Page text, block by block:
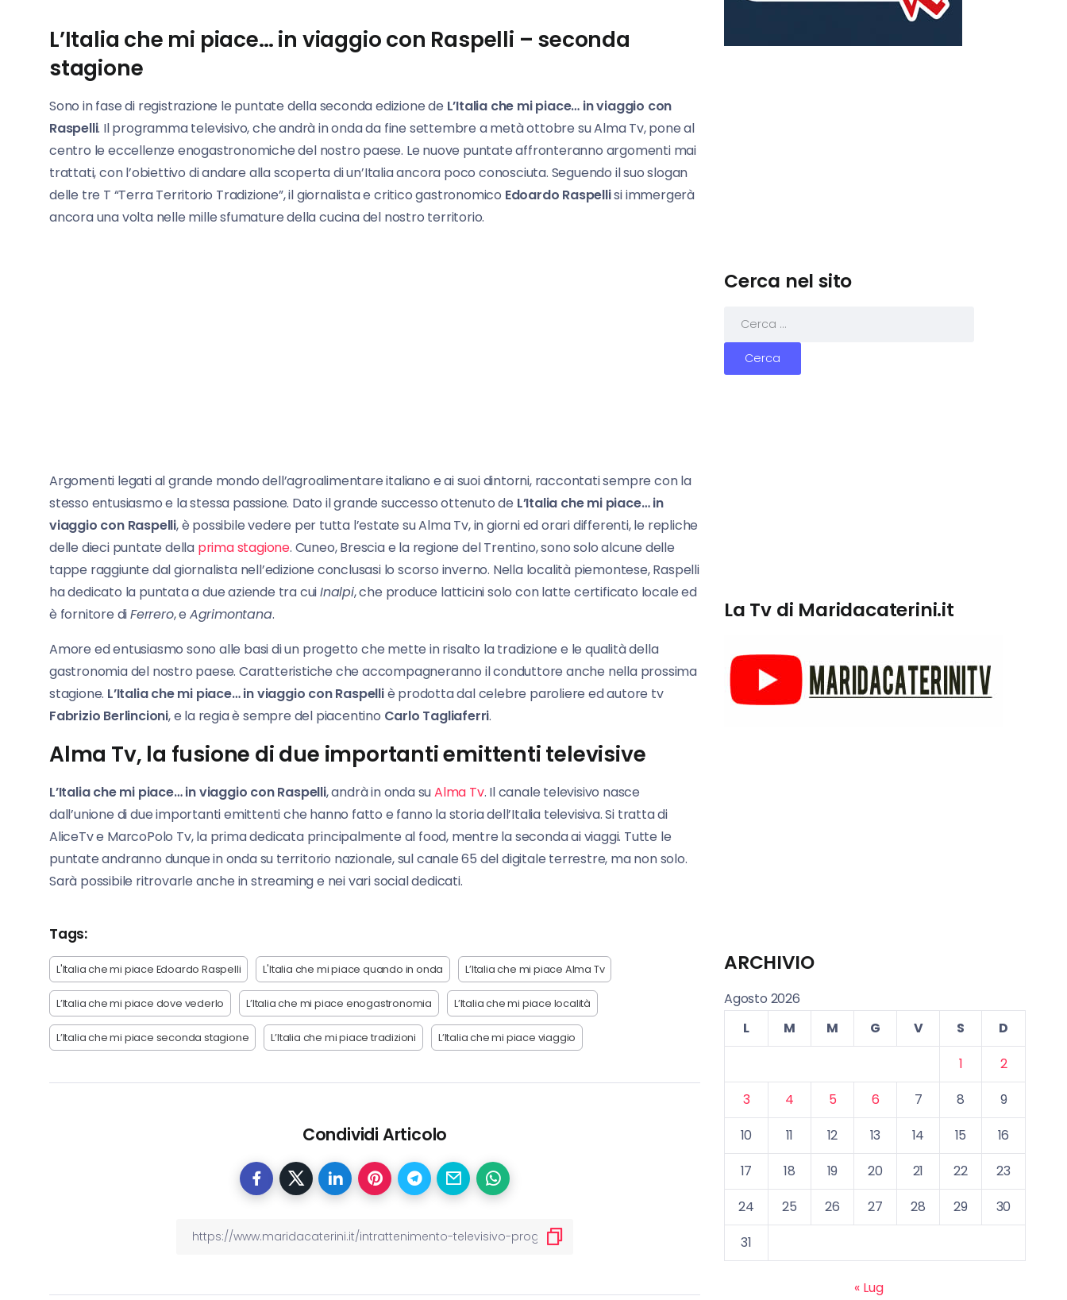
L’Italia che mi piace… in viaggio con Raspelli – seconda
stagione
Sono in fase di registrazione le puntate della seconda edizione de L’Italia che mi piace… in viaggio con
Raspelli. Il programma televisivo, che andrà in onda da fine settembre a metà ottobre su Alma Tv, pone al
centro le eccellenze enogastronomiche del nostro paese. Le nuove puntate affronteranno argomenti mai
trattati, con l’obiettivo di andare alla scoperta di un’Italia ancora poco conosciuta. Seguendo il suo slogan
delle tre T “Terra Territorio Tradizione”, il giornalista e critico gastronomico Edoardo Raspellisi immergerà
ancora una volta nelle mille sfumature della cucina del nostro territorio.
Argomenti legati al grande mondo dell’agroalimentare italiano e ai suoi dintorni, raccontati sempre con la
stesso entusiasmo e la stessa passione. Dato il grande successo ottenuto de L’Italia che mi piace… in
viaggio con Raspelli, è possibile vedere per tutta l’estate su Alma Tv, in giorni ed orari differenti, le repliche
delle dieci puntate della prima stagione. Cuneo, Brescia e la regione del Trentino, sono solo alcune delle
tappe raggiunte dal giornalista nell’edizione conclusasi lo scorso inverno. Nella località piemontese, Raspelli
ha dedicato la puntata a due aziende tra cuiInalpi, che produce latticini solo con latte certificato locale ed
è fornitore diFerrero, e Agrimontana.
Amore ed entusiasmo sono alle basi di un progetto che mette in risalto la tradizione e le qualità della
gastronomia del nostro paese. Caratteristiche che accompagneranno il conduttore anche nella prossima
stagione. L’Italia che mi piace… in viaggio con Raspelliè prodotta dal celebre paroliere ed autore tv
Fabrizio Berlincioni, e la regia è sempre del piacentino Carlo Tagliaferri.
Alma Tv, la fusione di due importanti emittenti televisive
L’Italia che mi piace… in viaggio con Raspelli, andrà in onda suAlma Tv. Il canale televisivo nasce
dall’unione di due importanti emittenti che hanno fatto e fanno la storia dell’Italia televisiva. Si tratta di
AliceTv e MarcoPolo Tv, la prima dedicata principalmente al food, mentre la seconda ai viaggi. Tutte le
puntate andranno dunque in onda su territorio nazionale, sul canale 65 del digitale terrestre, ma non solo.
Sarà possibile ritrovarle anche in streaming e nei vari social dedicati.
Tags:
L'Italia che mi piace Edoardo Raspelli L'Italia che mi piace quando in onda L’Italia che mi piace Alma Tv
L’Italia che mi piace dove vederlo L’Italia che mi piace enogastronomia L’Italia che mi piace località
L’Italia che mi piace seconda stagione L’Italia che mi piace tradizioni L’Italia che mi piace viaggio
Condividi Articolo
Cerca nel sito
La Tv di Maridacaterini.it
ARCHIVIO
Agosto 2026
L
M M G V S
D
1
2
3
4 5 6 7 8
9
10
11 12 13 14 15
16
17
18 19 20 21 22
23
24
25 26 27 28 29
30
31
« Lug